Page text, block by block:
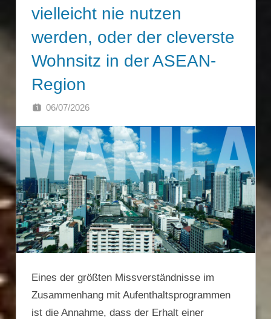
vielleicht nie nutzen
werden, oder der cleverste
Wohnsitz in der ASEAN-
Region
06/07/2026
Eines der größten Missverständnisse im
Zusammenhang mit Aufenthaltsprogrammen
ist die Annahme, dass der Erhalt einer